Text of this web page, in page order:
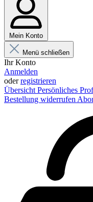
Mein Konto
Menü schließen
Ihr Konto
Anmelden
oderregistrieren
Übersicht Persönliches
Bestellung widerrufen